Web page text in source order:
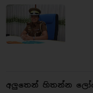
අලුතෙන් හිතන්න